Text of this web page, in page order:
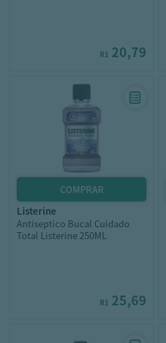
R$ 20,79
listerine
Antiseptico Bucal Cuidado
Total Listerine 250ML
R$ 25,69